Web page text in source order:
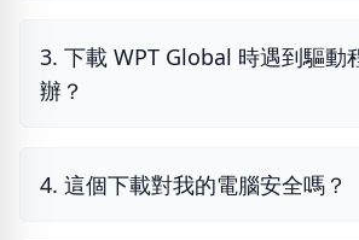
3. 下載 WPT Global 時遇到驅動
辦？
4. 這個下載對我的電腦安全嗎？